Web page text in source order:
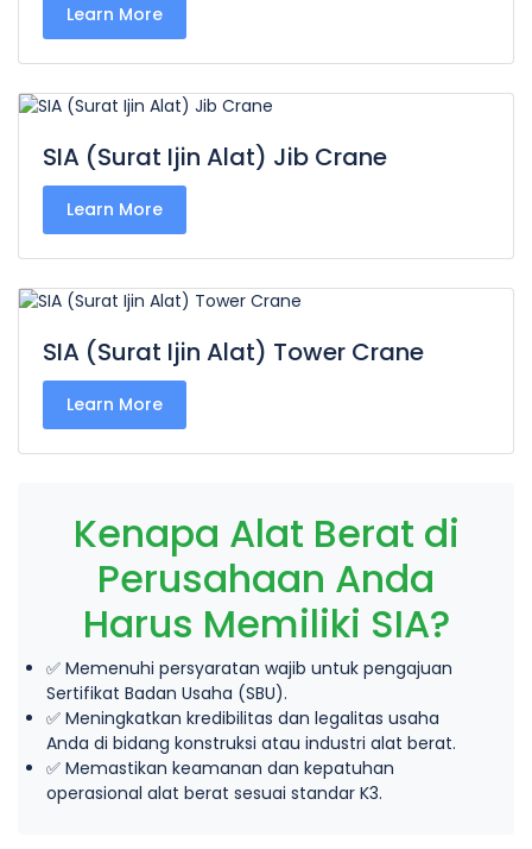
Learn More
SIA (Surat Ijin Alat) Jib Crane
Learn More
SIA (Surat Ijin Alat) Tower Crane
Learn More
Kenapa Alat Berat di
Perusahaan Anda
Harus Memiliki SIA?
✅ Memenuhi persyaratan wajib untuk pengajuan
Sertifikat Badan Usaha (SBU).
✅ Meningkatkan kredibilitas dan legalitas usaha
Anda di bidang konstruksi atau industri alat berat.
✅ Memastikan keamanan dan kepatuhan
operasional alat berat sesuai standar K3.